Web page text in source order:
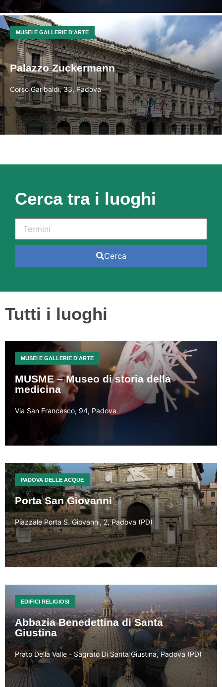
MUSEI E GALLERIE D'ARTE
Palazzo Zuckermann
Corso Garibaldi, 33, Padova
Cerca tra i luoghi
Cerca
Tutti i luoghi
MUSEI E GALLERIE D'ARTE
MUSME – Museo di storia della
medicina
Via San Francesco, 94, Padova
PADOVA DELLE ACQUE
Porta San Giovanni
Piazzale Porta S. Giovanni, 2, Padova (PD)
EDIFICI RELIGIOSI
Abbazia Benedettina di Santa
Giustina
Prato Della Valle - Sagrato Di Santa Giustina, Padova (PD)